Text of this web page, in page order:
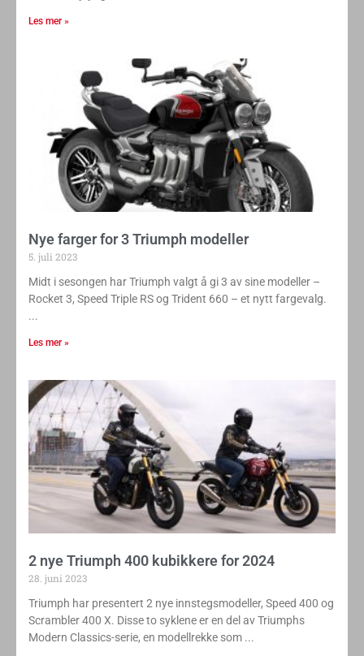
indiske Bajaj og er det første
Nye farger for 3 Triumph modeller
5. juli 2023
Midt i sesongen har Triumph valgt å gi 3 av sine modeller –
Rocket 3, Speed Triple RS og Trident 660 – et nytt fargevalg.
2 nye Triumph 400 kubikkere for 2024
28. juni 2023
Triumph har presentert 2 nye innstegsmodeller, Speed ​​400 og
Scrambler 400 X. Disse to syklene er en del av Triumphs